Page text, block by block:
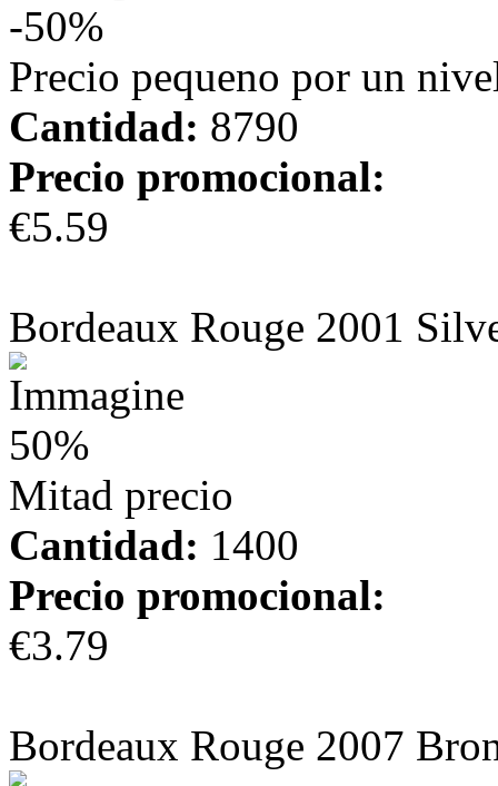
-50%
Precio pequeno por un
Cantidad: 8790
Precio promocional:
€5.59
Bordeaux Rouge 2001
50%
Mitad precio
Cantidad: 1400
Precio promocional:
€3.79
Bordeaux Rouge 2007